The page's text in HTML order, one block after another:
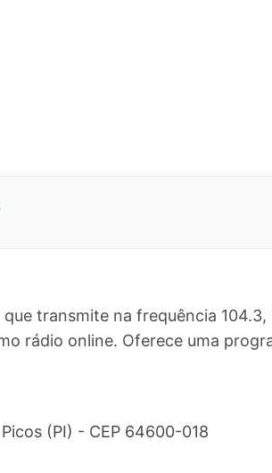
transmite na frequência
rádio online. Oferece uma
(PI) - CEP 64600-018